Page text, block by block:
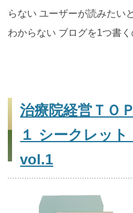
らない ユーザーが読みたい
わからない ブログを1つ書
治療院経営ＴＯ
１ シークレット
vol.1